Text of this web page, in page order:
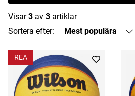
Visar3 av 3 artiklar
Sortera efter:
Mest populära
REA